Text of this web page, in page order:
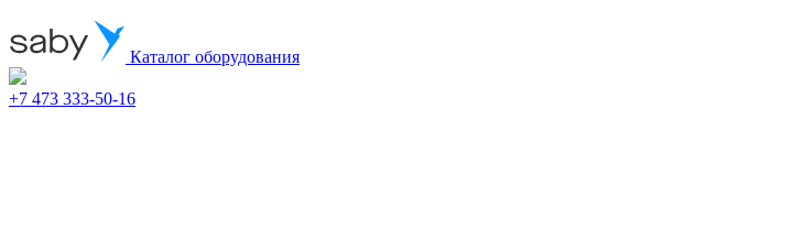
Каталог оборудования
+7 473 333-50-16